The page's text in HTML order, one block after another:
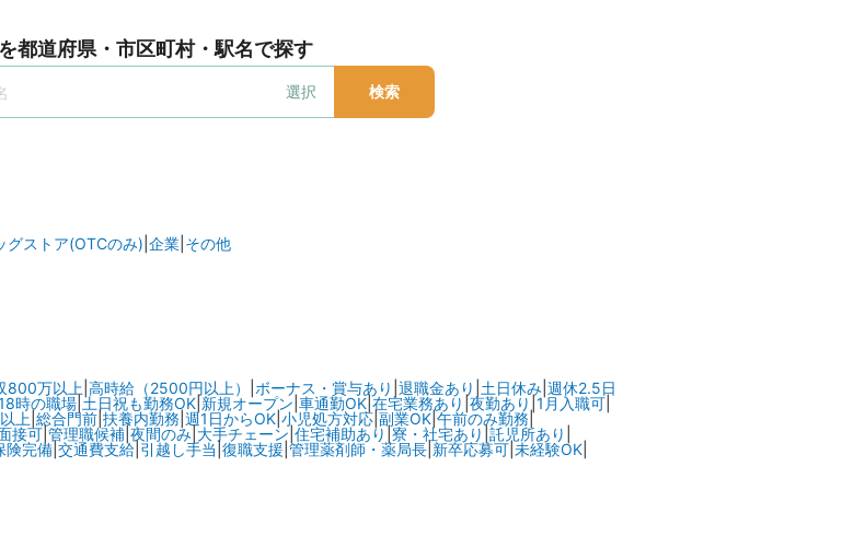
都道府県・市区町村・駅名で探す
選択 検索
グストア(OTCのみ) 企業| その他
800万以上 高時給（2500円以上） ボーナス・賞与あり 退職金あり 土日休み| 週休2.5日
時の職場| 土日祝も勤務OK| 新規オープン 車通勤OK|在宅業務あり 夜勤あり 1月入職可|
上 総合門前| 扶養内勤務 週1日からOK| 小児処方対応| 副業OK| 午前のみ勤務 |
接可| 管理職候補| 夜間のみ| 大手チェーン 住宅補助あり 寮・社宅あり 託児所あり
険完備| 交通費支給| 引越し手当 復職支援 管理薬剤師・薬局長| 新卒応募可| 未経験OK|